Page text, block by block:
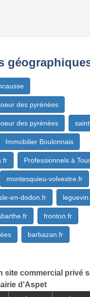
des pyrénées
des pyrénées
Immobilier Boulonnais
Professionnels à
montesquieu-volvestre.fr
en-dodon.fr
fronton.fr
barbazan.fr
site commercial privé
d'Aspet